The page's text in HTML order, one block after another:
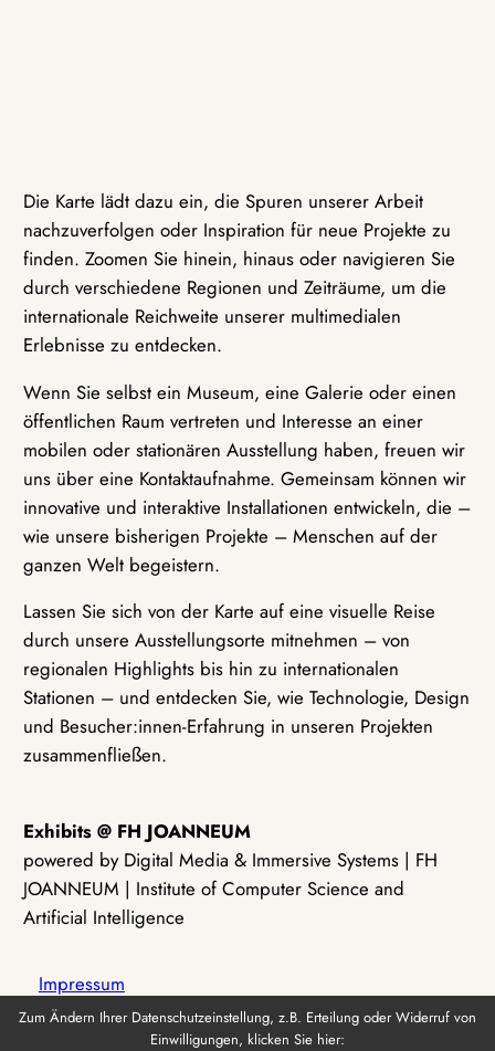
Die Karte lädt dazu ein, die Spuren unserer Arbeit
nachzuverfolgen oder Inspiration für neue Projekte zu
finden. Zoomen Sie hinein, hinaus oder navigieren Sie
durch verschiedene Regionen und Zeiträume, um die
internationale Reichweite unserer multimedialen
Erlebnisse zu entdecken.
Wenn Sie selbst ein Museum, eine Galerie oder einen
öffentlichen Raum vertreten und Interesse an einer
mobilen oder stationären Ausstellung haben, freuen wir
uns über eine Kontaktaufnahme. Gemeinsam können wir
innovative und interaktive Installationen entwickeln, die –
wie unsere bisherigen Projekte – Menschen auf der
ganzen Welt begeistern.
Lassen Sie sich von der Karte auf eine visuelle Reise
durch unsere Ausstellungsorte mitnehmen – von
regionalen Highlights bis hin zu internationalen
Stationen – und entdecken Sie, wie Technologie, Design
und Besucher:innen-Erfahrung in unseren Projekten
zusammenfließen.
Exhibits @ FH JOANNEUM
powered by Digital Media & Immersive Systems | FH
JOANNEUM | Institute of Computer Science and
Artificial Intelligence
Impressum
Zum Ändern Ihrer Datenschutzeinstellung, z.B. Erteilung oder Widerruf von
Einwilligungen, klicken Sie hier: